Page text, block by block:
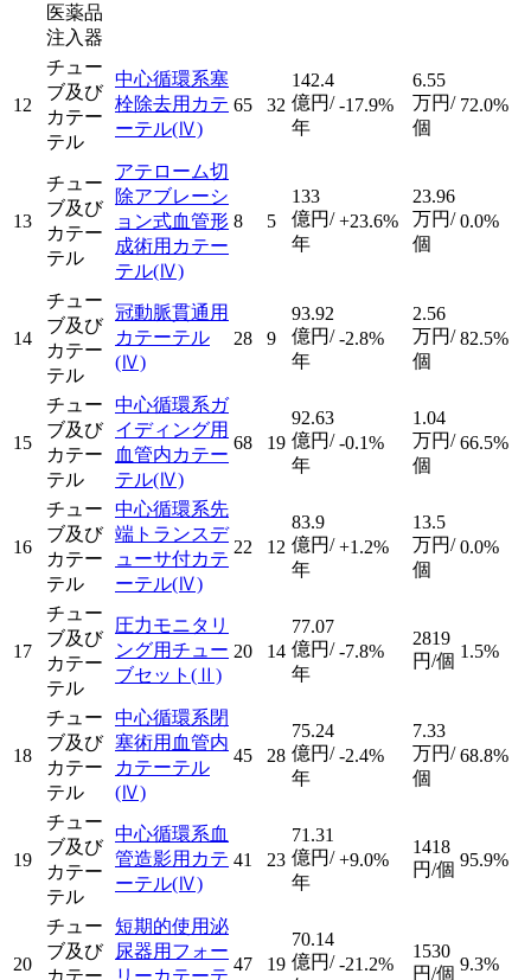
医薬品
注入器
12
チュー
ブ及び
カテー
テル
中心循環系塞
栓除去用カテ
ーテル(Ⅳ)
65 32
142.4
億円/
年
-17.9%
6.55
万円/
個
72.0%
13
チュー
ブ及び
カテー
テル
アテローム切
除アブレーシ
ョン式血管形
成術用カテー
テル(Ⅳ)
8 5
133
億円/
年
+23.6%
23.96
万円/
個
0.0%
14
チュー
ブ及び
カテー
テル
冠動脈貫通用
カテーテル
(Ⅳ)
28 9
93.92
億円/
年
-2.8%
2.56
万円/
個
82.5%
15
チュー
ブ及び
カテー
テル
中心循環系ガ
イディング用
血管内カテー
テル(Ⅳ)
68 19
92.63
億円/
年
-0.1%
1.04
万円/
個
66.5%
16
チュー
ブ及び
カテー
テル
中心循環系先
端トランスデ
ューサ付カテ
ーテル(Ⅳ)
22 12
83.9
億円/
年
+1.2%
13.5
万円/
個
0.0%
17
チュー
ブ及び
カテー
テル
圧力モニタリ
ング用チュー
ブセット (Ⅱ)
20 14
77.07
億円/
年
-7.8%
2819
円/個 1.5%
18
チュー
ブ及び
カテー
テル
中心循環系閉
塞術用血管内
カテーテル
(Ⅳ)
45 28
75.24
億円/
年
-2.4%
7.33
万円/
個
68.8%
19
チュー
ブ及び
カテー
テル
中心循環系血
管造影用カテ
ーテル(Ⅳ)
41 23
71.31
億円/
年
+9.0%
1418
円/個 95.9%
20
チュー
ブ及び
短期的使用泌
尿器用フォー
47 19
70.14
億円/ -21.2%
1530
円/個 9.3%